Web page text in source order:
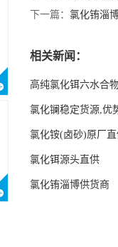
下一篇： 氯化铕淄
相关新闻：
高纯氯化铒六水合
氯化镧稳定货源,优
氯化铵(卤砂)原厂
氯化铒源头直供
氯化铕淄博供货商